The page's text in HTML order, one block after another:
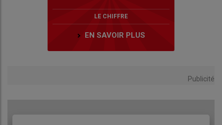
LE CHIFFRE
EN SAVOIR PLUS
Publicité